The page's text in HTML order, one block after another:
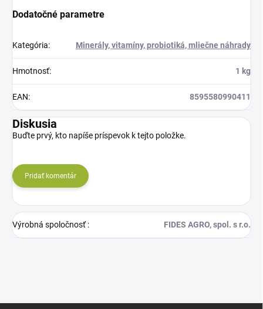
Dodatočné parametre
Kategória: Minerály, vitamíny, probiotiká, mliečne náhrady
Hmotnosť: 1 kg
EAN: 8595580990411
Diskusia
Buďte prvý, kto napíše príspevok k tejto položke.
Pridať komentár
Výrobná spoločnosť: FIDES AGRO, spol. s r.o.